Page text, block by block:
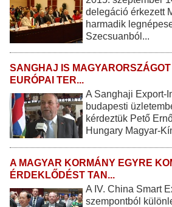
delegáció érkezett
harmadik
Szecsuanból...
SANGHAJ IS
EURÓPAI TER...
A Sanghaji Export-
budapesti
kérdeztük Pető
Hungary Magyar-
A MAGYAR KORMÁNY EGYRE
ÉRDEKLŐDÉST TAN...
A IV. China Smart
szempontból